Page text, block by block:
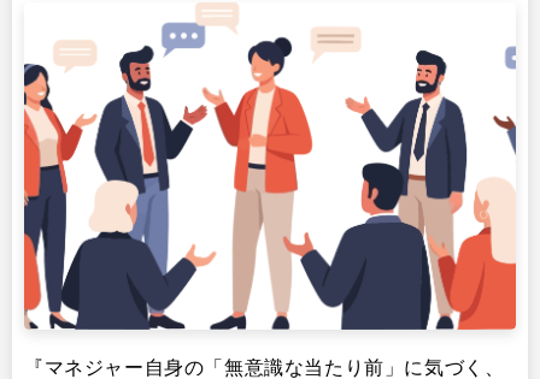
『マネジャー自身の「無意識な当たり前」に気づく、